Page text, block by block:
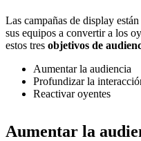
Las campañas de display
sus equipos a convertir a los
estos tres objetivos de
Aumentar la audiencia
Profundizar la
Reactivar oyentes
Aumentar la